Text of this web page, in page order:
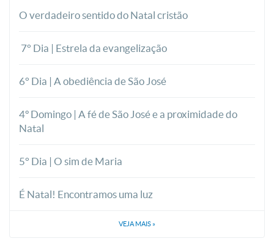
O verdadeiro sentido do Natal cristão
7° Dia | Estrela da evangelização
6° Dia | A obediência de São José
4º Domingo | A fé de São José e a proximidade do
Natal
5° Dia | O sim de Maria
É Natal! Encontramos uma luz
VEJA MAIS »